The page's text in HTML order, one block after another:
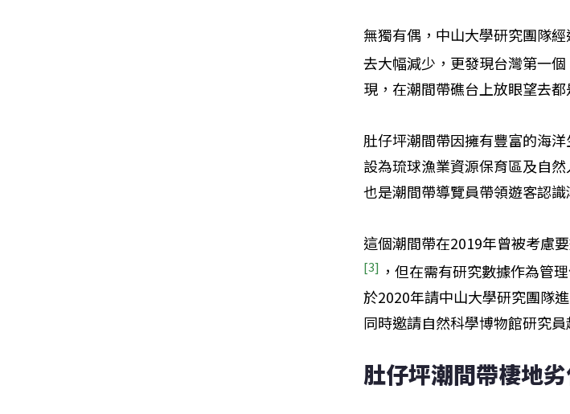
無獨有偶，中山大學研究團隊
去大幅減少，更發現台灣第一
現，在潮間帶礁台上放眼望去
肚仔坪潮間帶因擁有豐富的海
設為琉球漁業資源保育區及自
也是潮間帶導覽員帶領遊客認
這個潮間帶在2019年曾被考慮
[3] ，但在需有研究數據作為管
於2020年請中山大學研究團隊
同時邀請自然科學博物館研究
肚仔坪潮間帶棲地